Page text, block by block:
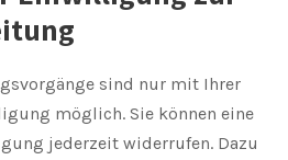
sind nur mit Ihrer
möglich. Sie können eine
jederzeit widerrufen. Dazu